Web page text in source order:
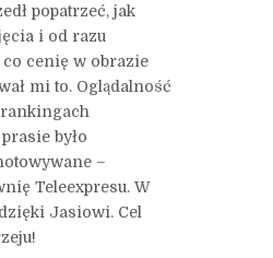
popatrzeć, jak
i od razu
co cenię w obrazie
mi to. Oglądalność
było
–
Teleexpresu. W
Jasiowi. Cel